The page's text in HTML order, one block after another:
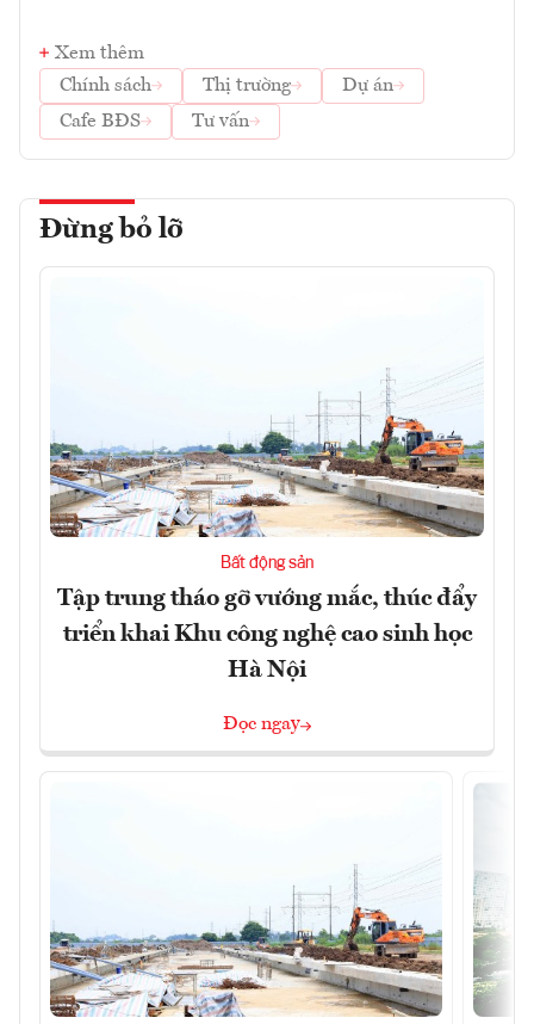
Xem thêm
Chính sách
Thị trường
Dự án
Cafe BĐS
Tư vấn
Đừng bỏ lỡ
Bất động sản
Tập trung tháo gỡ vướng mắc, thúc đẩy
triển khai Khu công nghệ cao sinh học
Hà Nội
Đọc ngay